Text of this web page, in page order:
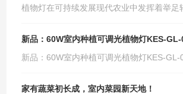
之间智能调节控制，可针对一路单独调光，
植物灯在可持续发展现代农业中发挥着举足
新品：60W室内种植可调光植物灯KES-
新品：60W室内种植可调光植物灯KES-GL-
家有蔬菜初长成，室内菜园新天地！